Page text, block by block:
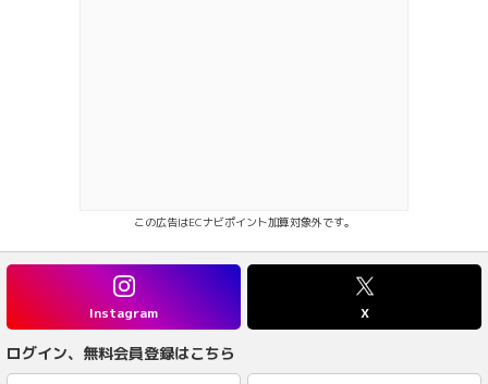
この広告はECナビポイント加算対象外です。
Instagram X
ログイン、無料会員登録はこちら